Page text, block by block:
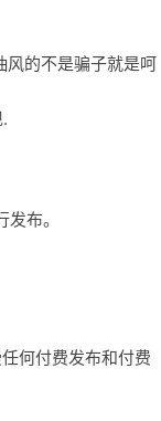
风的不是骗子就是呵
布。
何付费发布和付费